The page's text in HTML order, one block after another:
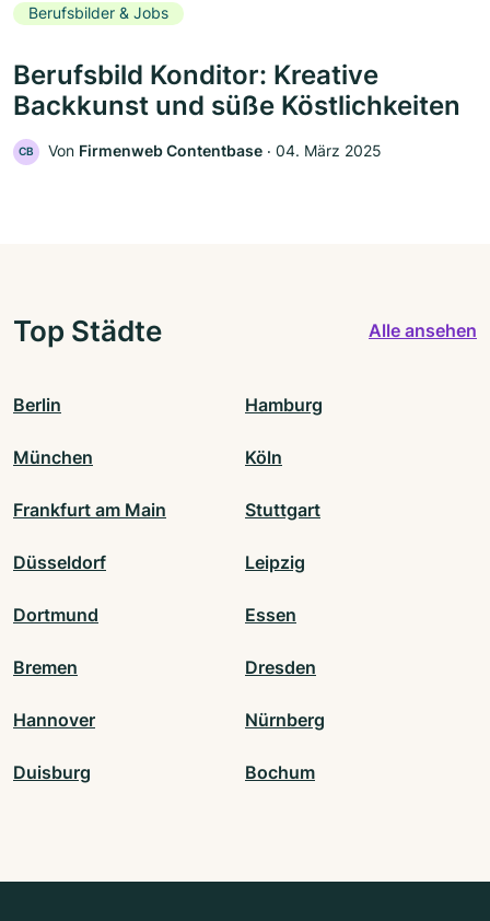
Berufsbilder & Jobs
Berufsbild Konditor: Kreative
Backkunst und süße Köstlichkeiten
CB Von Firmenweb Contentbase ‧ 04. März 2025
Top Städte Alle ansehen
Berlin Hamburg
München Köln
Frankfurt am Main Stuttgart
Düsseldorf Leipzig
Dortmund Essen
Bremen Dresden
Hannover Nürnberg
Duisburg Bochum